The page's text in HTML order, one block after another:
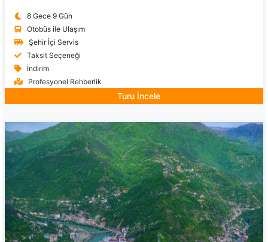
8 Gece 9 Gün
Otobüs ile Ulaşım
Şehir İçi Servis
Taksit Seçeneği
İndirim
Profesyonel Rehberlik
Turu İncele